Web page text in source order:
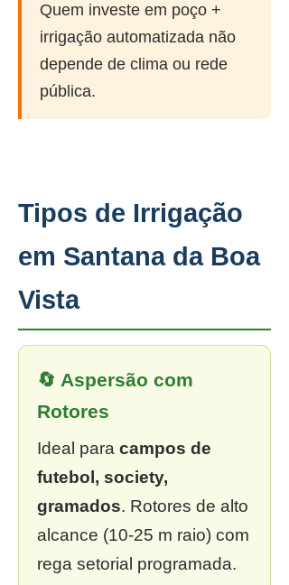
Quem investe em poço +
irrigação automatizada não
depende de clima ou rede
pública.
Tipos de Irrigação
em Santana da Boa
Vista
🔄 Aspersão com
Rotores
Ideal para campos de
futebol, society,
gramados. Rotores de alto
alcance (10-25 m raio) com
rega setorial programada.